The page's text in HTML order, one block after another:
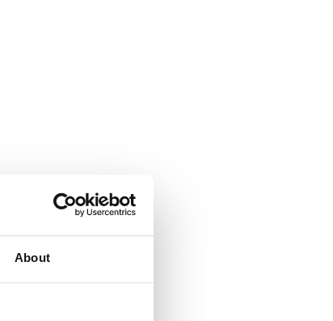
About